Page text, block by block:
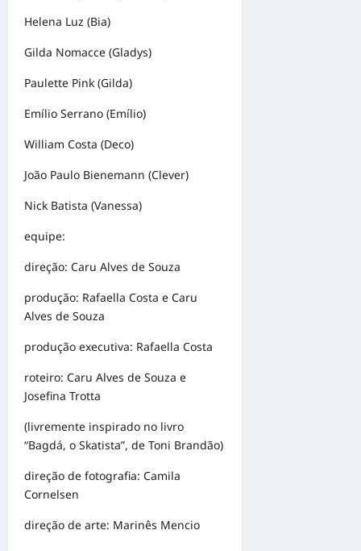
Helena Luz (Bia)
Gilda Nomacce (Gladys)
Paulette Pink (Gilda)
Emílio Serrano (Emílio)
William Costa (Deco)
João Paulo Bienemann (Clever)
Nick Batista (Vanessa)
equipe:
direção: Caru Alves de Souza
produção: Rafaella Costa e Caru
Alves de Souza
produção executiva: Rafaella Costa
roteiro: Caru Alves de Souza e
Josefina Trotta
(livremente inspirado no livro
“Bagdá, o Skatista”, de Toni Brandão)
direção de fotografia: Camila
Cornelsen
direção de arte: Marinês Mencio